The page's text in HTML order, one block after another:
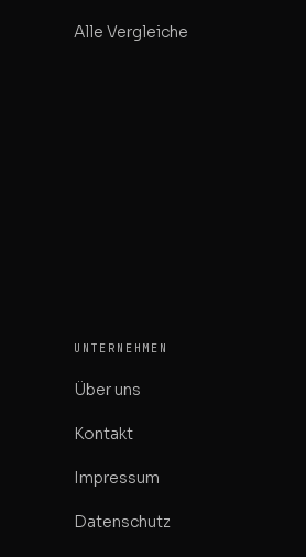
Alle Vergleiche
UNTERNEHMEN
Über uns
Kontakt
Impressum
Datenschutz